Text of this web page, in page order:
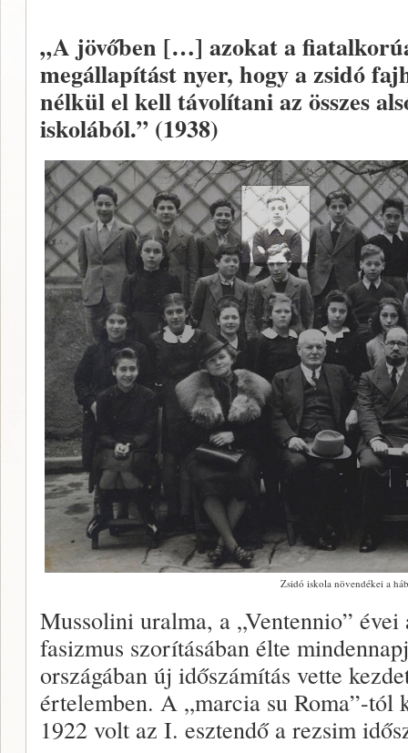
„A jövőben […] azokat a
megállapítást nyer, hogy a zsidó
nélkül el kell távolítani az összes
iskolából.” (1938)
Zsidó iskola növendékei a
Mussolini uralma, a „Ventennio” évei
fasizmus szorításában élte
országában új időszámítás vette
értelemben. A „marcia su Roma”-tól
1922 volt az I. esztendő a rezsim